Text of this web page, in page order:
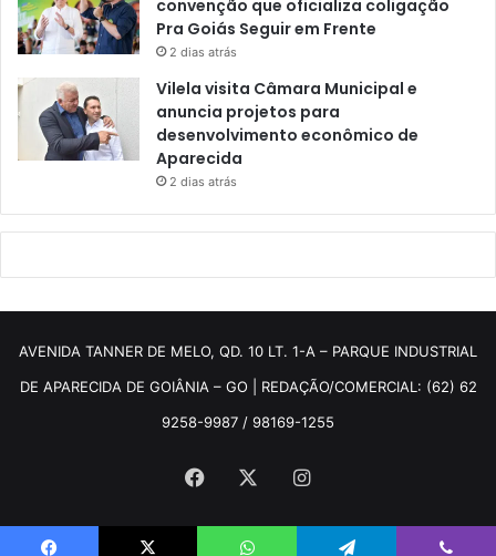
convenção que oficializa coligação
Pra Goiás Seguir em Frente
2 dias atrás
Vilela visita Câmara Municipal e
anuncia projetos para
desenvolvimento econômico de
Aparecida
2 dias atrás
AVENIDA TANNER DE MELO, QD. 10 LT. 1-A – PARQUE INDUSTRIAL
DE APARECIDA DE GOIÂNIA – GO | REDAÇÃO/COMERCIAL: (62) 62
9258-9987 / 98169-1255
Facebook Instagram